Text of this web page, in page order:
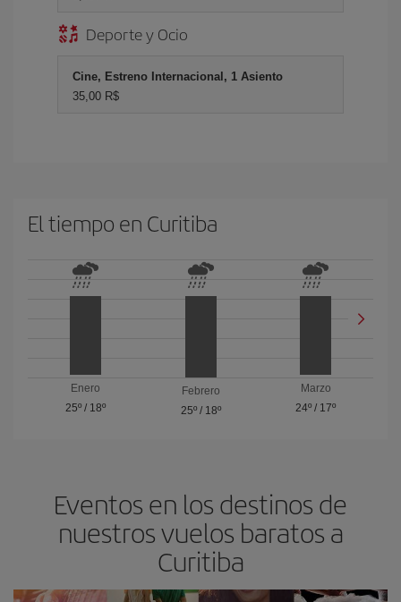
Deporte y Ocio
Cine, Estreno Internacional, 1 Asiento
35,00 R$
El tiempo en Curitiba
Enero
25º/ 18º
Febrero
25º/ 18º
Marzo
24º / 17º
Eventos en los destinos de
nuestros vuelos baratos a
Curitiba